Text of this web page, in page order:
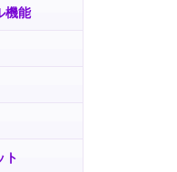
機能
ト